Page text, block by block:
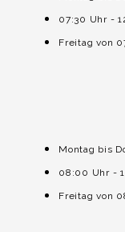
07:30 Uhr -
Freitag von
Montag bis
08:00 Uhr -
Freitag von